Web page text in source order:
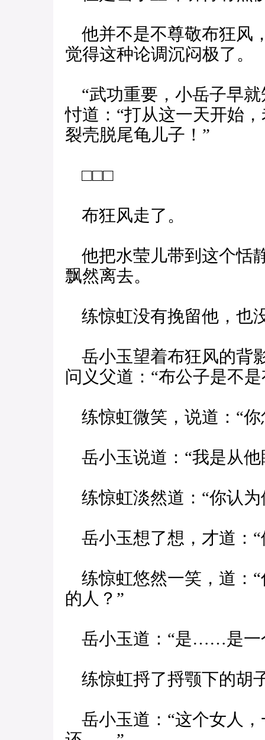
他并不是不尊敬布狂风
觉得这种论调沉闷极了。
“武功重要，小岳子早就
忖道：“打从这一天开始
裂壳脱尾龟儿子！”
□□□
布狂风走了。
他把水莹儿带到这个恬
飘然离去。
练惊虹没有挽留他，也
岳小玉望着布狂风的背
问义父道：“布公子是不
练惊虹微笑，说道：“你
岳小玉说道：“我是从他
练惊虹淡然道：“你认为
岳小玉想了想，才道：“
练惊虹悠然一笑，道：
的人？”
岳小玉道：“是……是一
练惊虹捋了捋颚下的胡
岳小玉道：“这个女人